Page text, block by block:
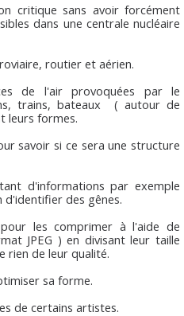
critique sans avoir forcément
dans une centrale nucléaire
routier et aérien.
de l'air provoquées par le
trains, bateaux ( autour de
leurs formes.
savoir si ce sera une structure
d'informations par exemple
d'identifier des gênes.
les comprimer à l'aide de
JPEG ) en divisant leur taille
rien de leur qualité.
sa forme.
de certains artistes.